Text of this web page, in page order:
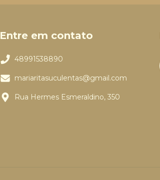
Entre em contato
48991538890
mariaritasuculentas@gmail.com
Rua Hermes Esmeraldino, 350